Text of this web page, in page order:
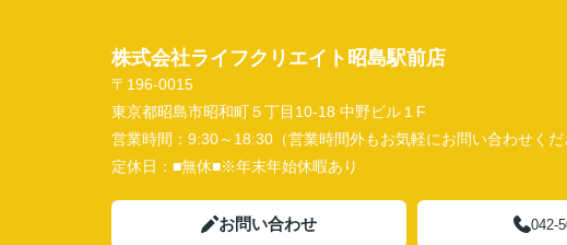
株式会社ライフクリエイト昭島駅前店
〒196-0015
東京都昭島市昭和町５丁目10-18 中野ビル１F
営業時間： 9:30～18:30（営業時間外もお気軽にお問い合わせくだ
定休日： ■無休■※年末年始休暇あり
お問い合わせ 042-